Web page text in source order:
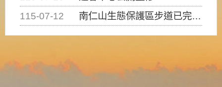
115-07-12
南仁山生態保護區步道已完成修復，自115年7月13日（星期一）起恢復開放入園，歡迎民眾依規定申請入園....